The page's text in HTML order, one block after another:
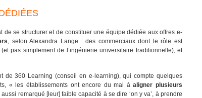
de se structurer et de constituer une équipe dédiée aux offres e-
, selon Alexandra Lange : des commerciaux dont le rôle est
pas simplement de l’ingénierie universitaire traditionnelle), et
de 360 Learning (conseil en e-learning), qui compte quelques
« les établissements ont encore du mal àaligner plusieurs
aussi remarqué [leur] faible capacité à se dire ‘on y va’, à prendre